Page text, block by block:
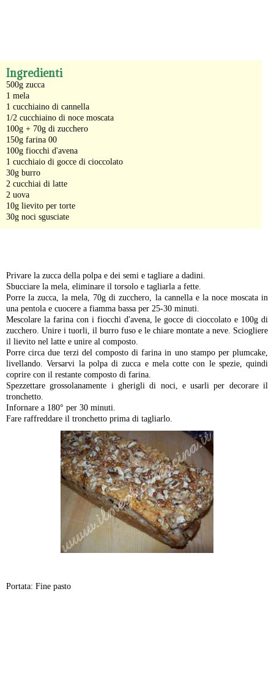
Ingredienti
500g zucca
1 mela
1 cucchiaino di cannella
1/2 cucchiaino di noce moscata
100g + 70g di zucchero
150g farina 00
100g fiocchi d'avena
1 cucchiaio di gocce di cioccolato
30g burro
2 cucchiai di latte
2 uova
10g lievito per torte
30g noci sgusciate
Privare la zucca della polpa e dei semi e tagliare a dadini.
Sbucciare la mela, eliminare il torsolo e tagliarla a fette.
Porre la zucca, la mela, 70g di zucchero, la cannella e la noce moscata in
una pentola e cuocere a fiamma bassa per 25-30 minuti.
Mescolare la farina con i fiocchi d'avena, le gocce di cioccolato e 100g di
zucchero. Unire i tuorli, il burro fuso e le chiare montate a neve. Sciogliere
il lievito nel latte e unire al composto.
Porre circa due terzi del composto di farina in uno stampo per plumcake,
livellando. Versarvi la polpa di zucca e mela cotte con le spezie, quindi
coprire con il restante composto di farina.
Spezzettare grossolanamente i gherigli di noci, e usarli per decorare il
tronchetto.
Infornare a 180° per 30 minuti.
Fare raffreddare il tronchetto prima di tagliarlo.
Portata: Fine pasto